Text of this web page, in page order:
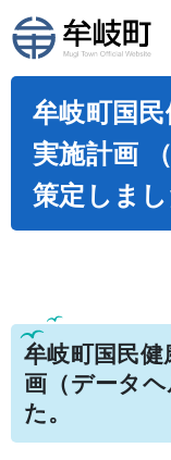
牟岐町国
実施計画
策定しまし
牟岐町国民
画（データ
た。